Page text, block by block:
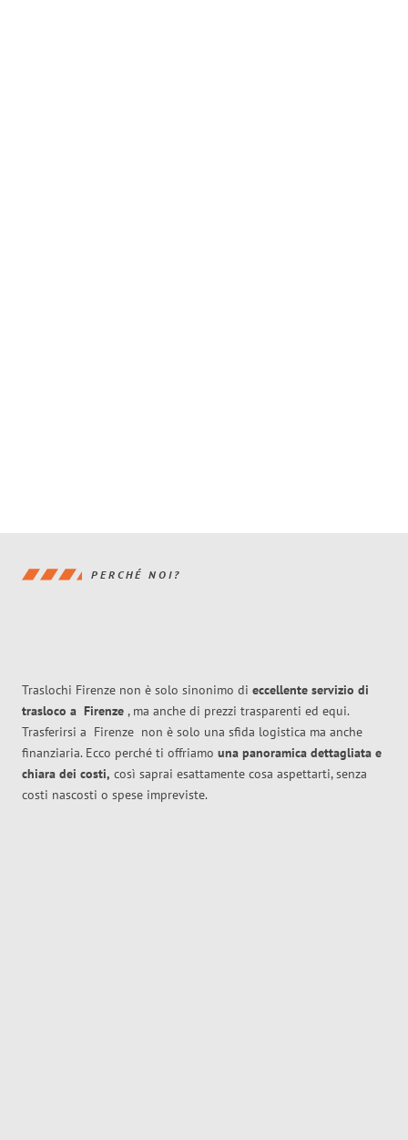
PERCHÉ NOI?
Traslochi Firenze non è solo sinonimo di eccellente servizio di
trasloco a Firenze , ma anche di prezzi trasparenti ed equi.
Trasferirsi a Firenze non è solo una sfida logistica ma anche
finanziaria. Ecco perché ti offriamo una panoramica dettagliata e
chiara dei costi, così saprai esattamente cosa aspettarti, senza
costi nascosti o spese impreviste.